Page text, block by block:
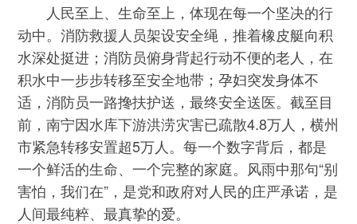
人民至上、生命至上，体现在每一个坚决的行
动中。消防救援人员架设安全绳，推着橡皮艇向积
水深处挺进；消防员俯身背起行动不便的老人，在
积水中一步步转移至安全地带；孕妇突发身体不
适，消防员一路搀扶护送，最终安全送医。截至目
前，南宁因水库下游洪涝灾害已疏散4.8万人，横州
市紧急转移安置超5万人。每一个数字背后，都是
一个鲜活的生命、一个完整的家庭。风雨中那句“别
害怕，我们在”，是党和政府对人民的庄严承诺，是
人间最纯粹、最真挚的爱。